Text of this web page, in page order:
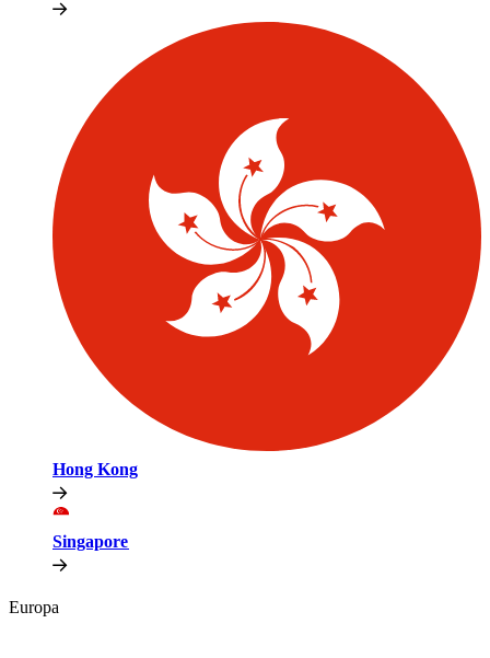
Hong Kong​​
Singapore​​
Europa​​